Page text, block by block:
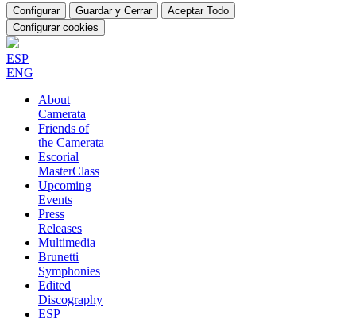
Configurar Guardar y Cerrar
Aceptar Todo
Configurar cookies
ESP
ENG
About
Camerata
Friends of
the Camerata
Escorial
MasterClass
Upcoming
Events
Press
Releases
Multimedia
Brunetti
Symphonies
Edited
Discography
ESP